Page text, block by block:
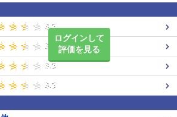
ログインして
評価を見る